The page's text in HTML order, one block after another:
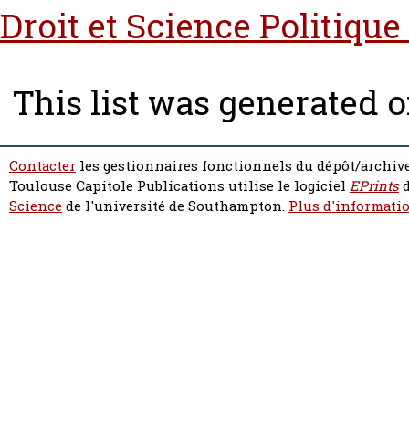
Droit et Science Politique
This list was generated
Contacter les gestionnaires fonctionnels du dépôt/
Toulouse Capitole Publications utilise le logiciel EPrints
Sciencede l'université de Southampton. Plus